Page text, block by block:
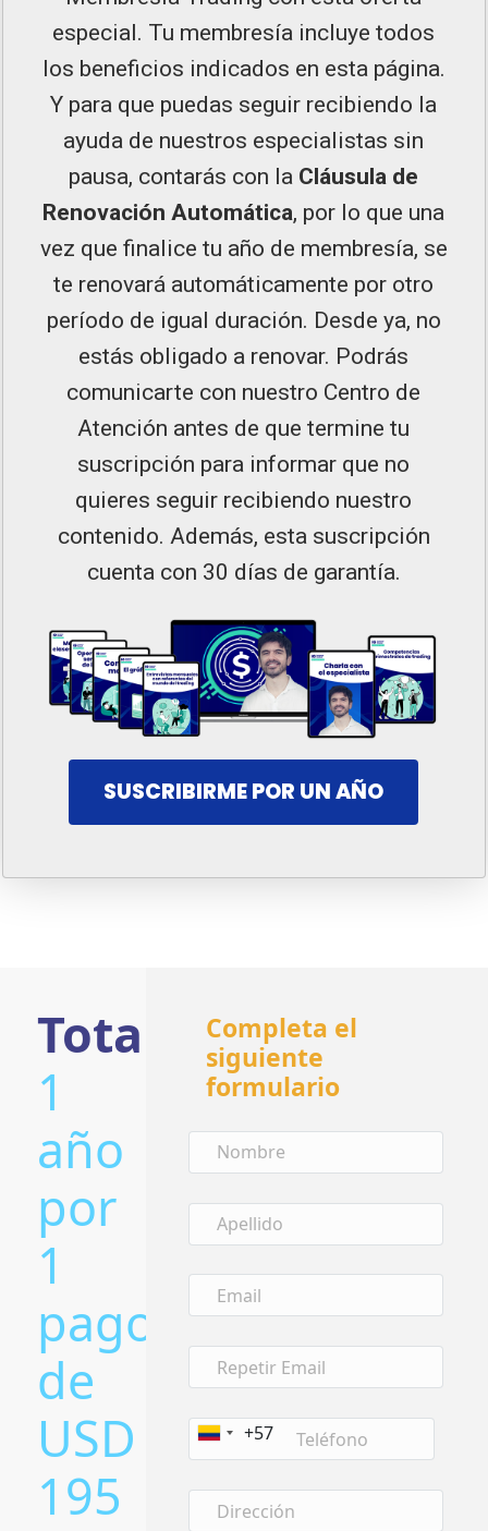
especial. Tu membresía incluye todos
los beneficios indicados en esta página.
Y para que puedas seguir recibiendo la
ayuda de nuestros especialistas sin
pausa, contarás con la Cláusula de
Renovación Automática, por lo que una
vez que finalice tu año de membresía, se
te renovará automáticamente por otro
período de igual duración. Desde ya, no
estás obligado a renovar. Podrás
comunicarte con nuestro Centro de
Atención antes de que termine tu
suscripción para informar que no
quieres seguir recibiendo nuestro
contenido. Además, esta suscripción
cuenta con 30 días de garantía.
SUSCRIBIRME POR UN AÑO
Total:
1
año
por
1
pago
de
USD
195
Completa el
siguiente
formulario
Colombia
+57
+57